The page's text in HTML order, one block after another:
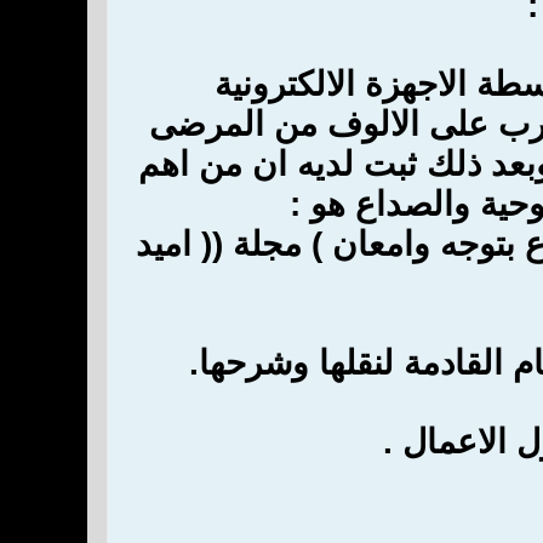
الاجهزة الالكترونية
على الالوف من المرضى
ذلك ثبت لديه ان من اهم
والصداع هو :
بتوجه وامعان ) مجلة (( اميد
القادمة لنقلها وشرحها.
الاعمال .